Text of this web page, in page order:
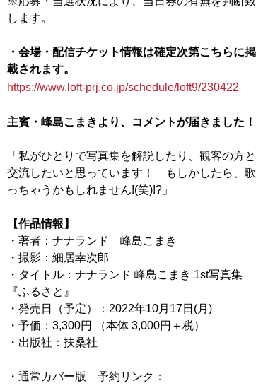
します。
・会場・配信チケット情報は確定次第こちらに掲
載されます。
https://www.loft-prj.co.jp/schedule/loft9/230422
主賓・峰島こまきより、コメントが届きました！
「私がひとりで写真集を解説したり、観客の方と
交流したいと思っています！ もしかしたら、歌
っちゃうかもしれません!(笑)!?」
【作品情報】
・著者：ナナランド 峰島こまき
・撮影：細居幸次郎
・タイトル：ナナランド 峰島こまき 1st写真集
『ふるさと』
・発売日（予定）：2022年10月17日(月)
・予価：3,300円 （本体 3,000円＋税）
・出版社：扶桑社
・通常カバー版 予約リンク：